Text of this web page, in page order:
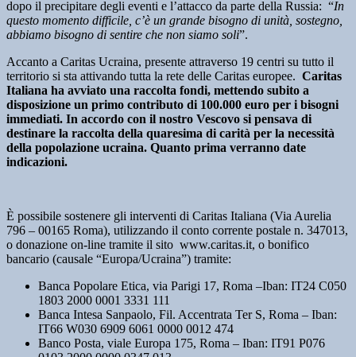
dopo il precipitare degli eventi e l’attacco da parte della Russia: “In
questo momento difficile, c’è un grande bisogno di unità, sostegno,
abbiamo bisogno di sentire che non siamo soli”.
Accanto a Caritas Ucraina, presente attraverso 19 centri su tutto il
territorio si sta attivando tutta la rete delle Caritas europee. Caritas
Italiana ha avviato una raccolta fondi, mettendo subito a
disposizione un primo contributo di 100.000 euro per i bisogni
immediati. In accordo con il nostro Vescovo si pensava di
destinare la raccolta della quaresima di carità per la necessità
della popolazione ucraina. Quanto prima verranno date
indicazioni.
È possibile sostenere gli interventi di Caritas Italiana (Via Aurelia
796 – 00165 Roma), utilizzando il conto corrente postale n. 347013,
o donazione on-line tramite il sito www.caritas.it, o bonifico
bancario (causale “Europa/Ucraina”) tramite:
Banca Popolare Etica, via Parigi 17, Roma –Iban: IT24 C050
1803 2000 0001 3331 111
Banca Intesa Sanpaolo, Fil. Accentrata Ter S, Roma – Iban:
IT66 W030 6909 6061 0000 0012 474
Banco Posta, viale Europa 175, Roma – Iban: IT91 P076